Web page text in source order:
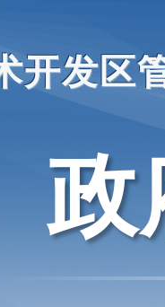
开发区
政